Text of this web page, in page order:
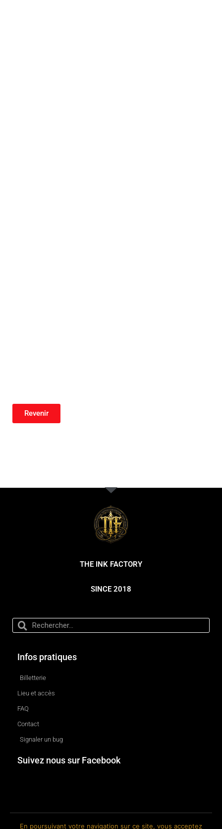
Revenir
THE INK FACTORY
SINCE 2018
Infos pratiques
Billetterie
Lieu et accès
FAQ
Contact
Signaler un bug
Suivez nous sur Facebook
En poursuivant votre navigation sur ce site, vous acceptez